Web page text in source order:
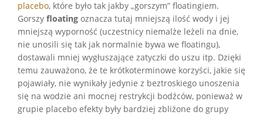
placebo, które było tak jakby „gorszym” floatingiem.
Gorszy floating oznacza tutaj mniejszą ilość wody i jej
mniejszą wyporność (uczestnicy niemalże leżeli na dnie,
nie unosili się tak jak normalnie bywa we floatingu),
dostawali mniej wygłuszające zatyczki do uszu itp. Dzięki
temu zauważono, że te krótkoterminowe korzyści, jakie się
pojawiały, nie wynikały jedynie z beztroskiego unoszenia
się na wodzie ani mocnej restrykcji bodźców, ponieważ w
grupie placebo efekty były bardziej zbliżone do grupy